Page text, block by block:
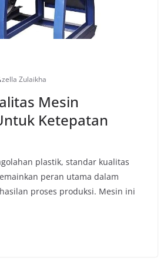
zella Zulaikha
Mesin
Ketepatan
plastik, standar kualitas
peran utama dalam
proses produksi. Mesin ini